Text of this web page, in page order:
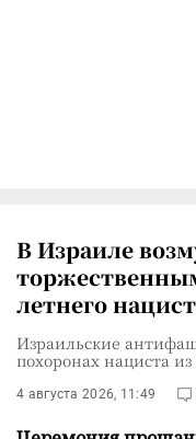
В Израиле
летнего
Израильские
похоронах нациста
4 августа 2026, 11:49